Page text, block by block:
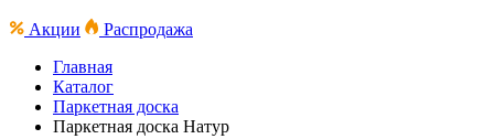
Акции
Распродажа
Главная
Каталог
Паркетная доска
Паркетная доска Натур